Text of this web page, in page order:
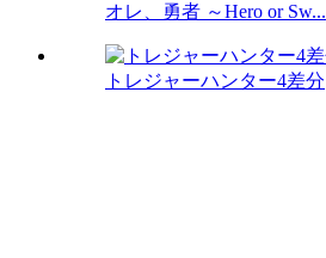
オレ、勇者 ～Hero or Sw...
トレジャーハンター4差分